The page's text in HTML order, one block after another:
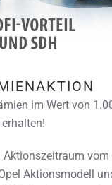
im Wert von
Aktionszeitraum
Aktionsmodell